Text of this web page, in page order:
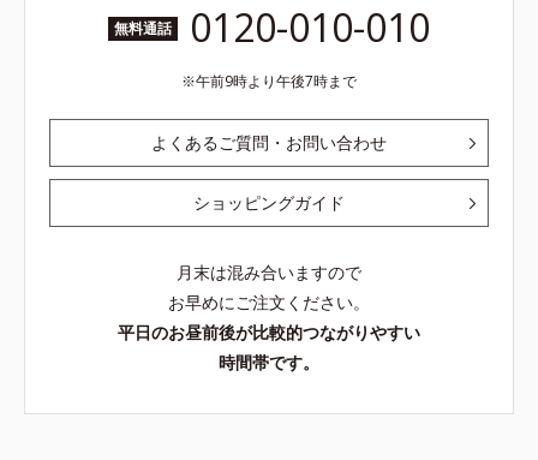
無料通話 0120-010-010
午前9時より午後7時まで
よくあるご質問・お問い合わせ
ショッピングガイド
月末は混み合いますので
お早めにご注文ください。
平日のお昼前後が比較的つながりやすい
時間帯です。